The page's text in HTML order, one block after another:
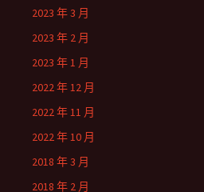
2023 年 3 月
2023 年 2 月
2023 年 1 月
2022 年 12 月
2022 年 11 月
2022 年 10 月
2018 年 3 月
2018 年 2 月